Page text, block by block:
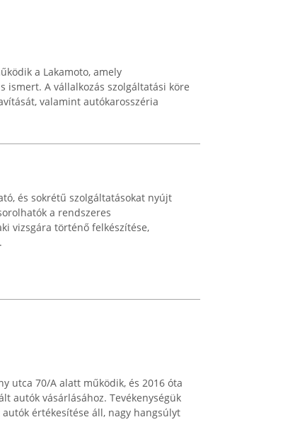
a Lakamoto, amely
ismert. A vállalkozás szolgáltatási köre
valamint autókarosszéria
és sokrétű szolgáltatásokat nyújt
a rendszeres
vizsgára történő felkészítése,
utca 70/A alatt működik, és 2016 óta
autók vásárlásához. Tevékenységük
értékesítése áll, nagy hangsúlyt